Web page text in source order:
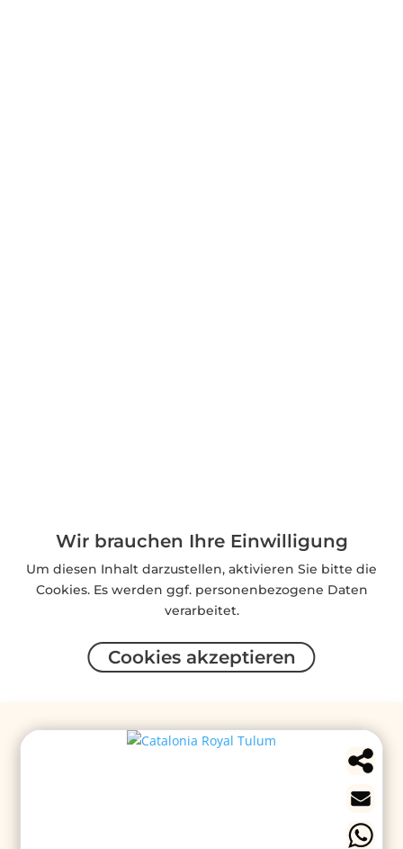
Wir brauchen Ihre Einwilligung
Um diesen Inhalt darzustellen, aktivieren Sie bitte die
Cookies. Es werden ggf. personenbezogene Daten
verarbeitet.
Cookies akzeptieren